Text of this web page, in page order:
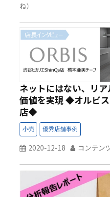
ね）
ネットにはない、リ
価値を実現 ◆オルビ
店◆
2020-12-18 コンテン